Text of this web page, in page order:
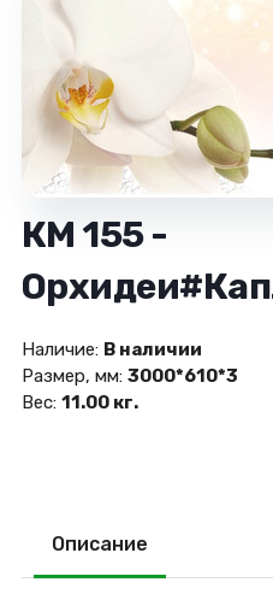
КМ 155 -
Наличие: В наличии
Размер, мм: 3000*610*3
Вес: 11.00 кг.
Описание